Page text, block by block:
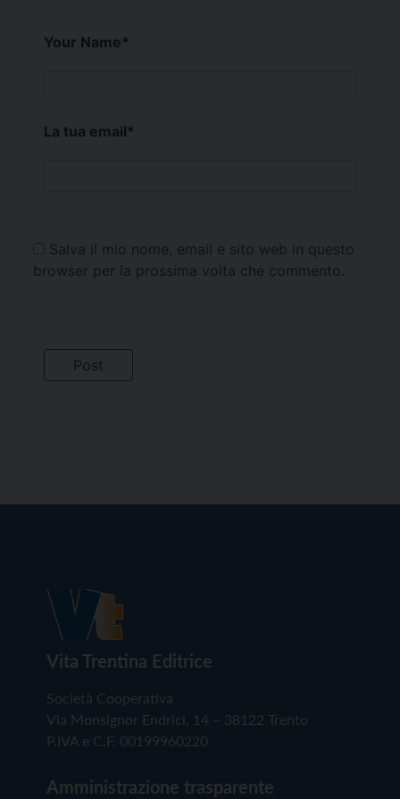
Your Name*
La tua email*
Salva il mio nome, email e sito web in questo
browser per la prossima volta che commento.
Vita Trentina Editrice
Società Cooperativa
Via Monsignor Endrici, 14 – 38122 Trento
P.IVA e C.F. 00199960220
Amministrazione trasparente